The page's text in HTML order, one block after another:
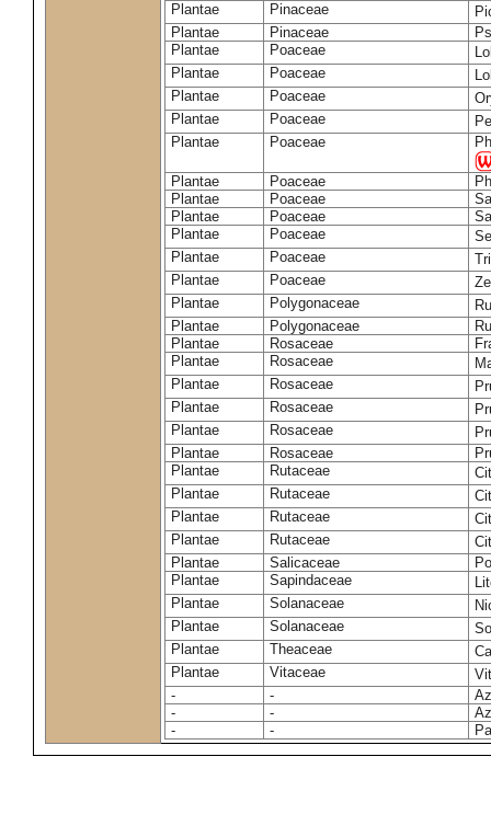
Plantae
Pinaceae
Plantae
Pinaceae
Plantae
Poaceae
Plantae
Poaceae
Plantae
Poaceae
Plantae
Poaceae
Plantae
Poaceae
Plantae Poaceae
Plantae
Poaceae
Plantae
Poaceae
Plantae
Poaceae
Plantae
Poaceae
Plantae
Poaceae
Plantae
Polygonaceae
Plantae
Polygonaceae
Plantae
Rosaceae
Plantae
Rosaceae
Plantae
Rosaceae
Plantae
Rosaceae
Plantae
Rosaceae
Plantae
Rosaceae
Plantae
Rutaceae
Plantae
Rutaceae
Plantae
Rutaceae
Plantae
Rutaceae
Plantae
Salicaceae
Plantae
Sapindaceae
Plantae
Solanaceae
Plantae
Solanaceae
Plantae
Theaceae
Plantae
Vitaceae
-
-
-
-
-
-